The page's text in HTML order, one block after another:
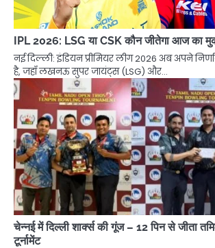
IPL 2026: LSG या CSK कौन जीतेगा आज का
नई दिल्ली: इंडियन प्रीमियर लीग 2026 अब अपने
है, जहाँ लखनऊ सुपर जायंट्स (LSG) और…
चेन्नई में दिल्ली शार्क्स की गूंज – 12 पिन से जीता
टूर्नामेंट